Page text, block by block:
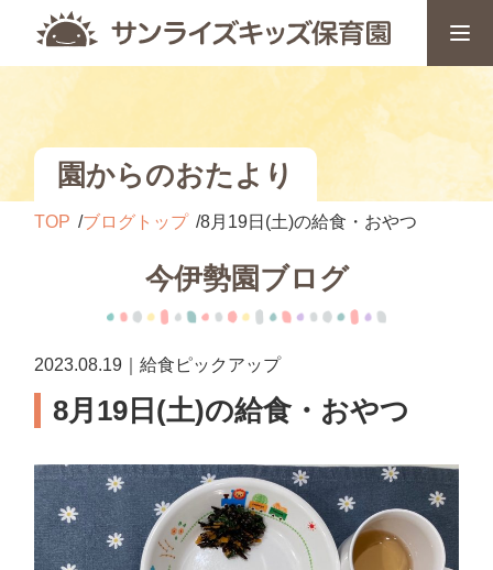
園からのおたより
TOP ブログトップ 8月19日(土)の給食・おやつ
今伊勢園ブログ
2023.08.19｜給食ピックアップ
8月19日(土)の給食・おやつ